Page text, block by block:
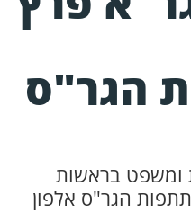
הגר"ס
בראשות
הגר"ס אלפון